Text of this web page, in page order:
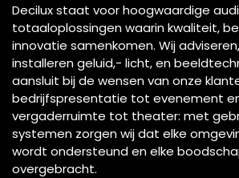
Decilux staat voor hoogwaardige
totaaloplossingen waarin kwaliteit,
innovatie samenkomen. Wij
installeren geluid,- licht, en
aansluit bij de wensen van onze
bedrijfspresentatie tot evenement
vergaderruimte tot theater: met
systemen zorgen wij dat elke
wordt ondersteund en elke
overgebracht.